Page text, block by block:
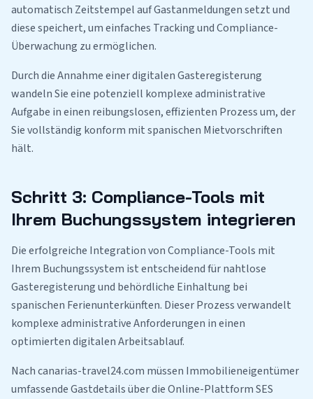
automatisch Zeitstempel auf Gastanmeldungen setzt und
diese speichert, um einfaches Tracking und Compliance-
Überwachung zu ermöglichen.
Durch die Annahme einer digitalen Gasteregisterung
wandeln Sie eine potenziell komplexe administrative
Aufgabe in einen reibungslosen, effizienten Prozess um, der
Sie vollständig konform mit spanischen Mietvorschriften
hält.
Schritt 3: Compliance-Tools mit
Ihrem Buchungssystem integrieren
Die erfolgreiche Integration von Compliance-Tools mit
Ihrem Buchungssystem ist entscheidend für nahtlose
Gasteregisterung und behördliche Einhaltung bei
spanischen Ferienunterkünften. Dieser Prozess verwandelt
komplexe administrative Anforderungen in einen
optimierten digitalen Arbeitsablauf.
Nach canarias-travel24.com müssen Immobilieneigentümer
umfassende Gastdetails über die Online-Plattform SES